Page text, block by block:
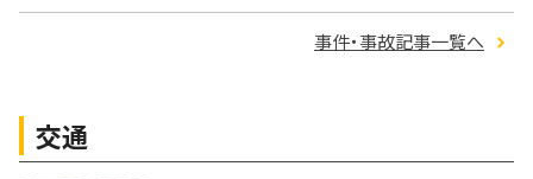
事件・事故記事一覧へ
交通